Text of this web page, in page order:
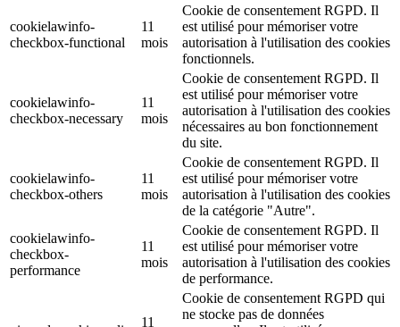
cookielawinfo-
checkbox-functional
11
mois
Cookie de consentement RGPD. Il
est utilisé pour mémoriser votre
autorisation à l'utilisation des cookies
fonctionnels.
cookielawinfo-
checkbox-necessary
11
mois
Cookie de consentement RGPD. Il
est utilisé pour mémoriser votre
autorisation à l'utilisation des cookies
nécessaires au bon fonctionnement
du site.
cookielawinfo-
checkbox-others
11
mois
Cookie de consentement RGPD. Il
est utilisé pour mémoriser votre
autorisation à l'utilisation des cookies
de la catégorie "Autre".
cookielawinfo-
checkbox-
performance
11
mois
Cookie de consentement RGPD. Il
est utilisé pour mémoriser votre
autorisation à l'utilisation des cookies
de performance.
11
Cookie de consentement RGPD qui
ne stocke pas de données